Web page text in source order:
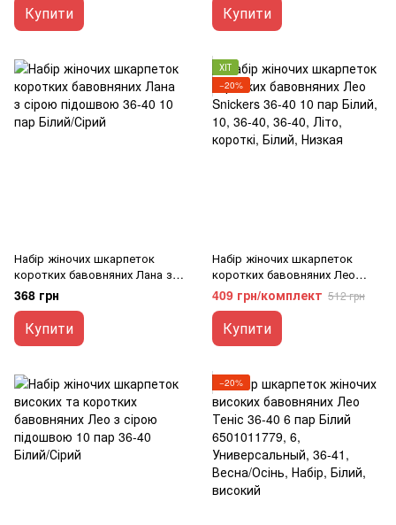
Купити Купити
Набір жіночих шкарпеток
коротких бавовняних Лана з
сірою підошвою 36-40 10 пар
Білий/Сірий
368 грн
Купити
ХІТ
−20%
Набір жіночих шкарпеток
коротких бавовняних Лео
Snickers 36-40 10 пар Білий
409 грн/комплект 512 грн
Купити
−20%